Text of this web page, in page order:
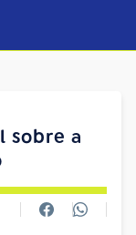
sobre a